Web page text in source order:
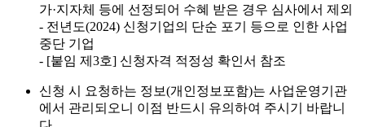
가·지자체 등에 선정되어 수혜 받은 경우 심사에서 제외
- 전년도(2024) 신청기업의 단순 포기 등으로 인한 사업
중단 기업
- [붙임 제3호] 신청자격 적정성 확인서 참조
신청 시 요청하는 정보(개인정보포함)는 사업운영기관
에서 관리되오니 이점 반드시 유의하여 주시기 바랍니